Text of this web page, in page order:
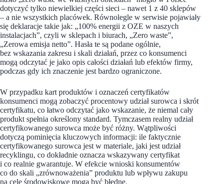
dotyczyć tylko niewielkiej części sieci – nawet 1 z 40 sklepów
– a nie wszystkich placówek. Równolegle w serwisie pojawiały
się deklaracje takie jak: „100% energii z OZE w naszych
instalacjach”, czyli w sklepach i biurach, „Zero waste”,
„Zerowa emisja netto”. Hasła te są podane ogólnie,
bez wskazania zakresu i skali działań, przez co konsumenci
mogą odczytać je jako opis całości działań lub efektów firmy,
podczas gdy ich znaczenie jest bardzo ograniczone.
W przypadku kart produktów i oznaczeń certyfikatów
konsumenci mogą zobaczyć procentowy udział surowca i skrót
certyfikatu, co łatwo odczytać jako wskazanie, że niemal cały
produkt spełnia określony standard. Tymczasem realny udział
certyfikowanego surowca może być różny. Wątpliwości
dotyczą pominięcia kluczowych informacji: ile faktycznie
certyfikowanego surowca jest w materiale, jaki jest udział
recyklingu, co dokładnie oznacza wskazywany certyfikat
i co realnie gwarantuje. W efekcie wnioski konsumentów
co do skali „zrównoważenia” produktu lub wpływu zakupu
na cele środowiskowe mogą być błędne.